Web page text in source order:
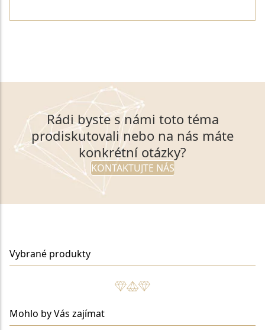
Rádi byste s námi toto téma
prodiskutovali nebo na nás máte
konkrétní otázky?
KONTAKTUJTE NÁS
Vybrané produkty
Mohlo by Vás zajímat